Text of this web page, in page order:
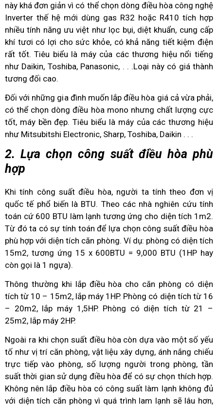
này khá đơn giản vì có thể chọn dòng điều hòa công nghệ
Inverter thế hệ mới dùng gas R32 hoặc R410 tích hợp
nhiều tính năng ưu việt như lọc bụi, diệt khuẩn, cung cấp
khí tươi có lợi cho sức khỏe, có khả năng tiết kiệm điện
rất tốt. Tiêu biểu là máy của các thương hiệu nổi tiếng
như Daikin, Toshiba, Panasonic, . . .Loại này có giá thành
tương đối cao.
Đối với những gia đình muốn lắp điều hòa giá cả vừa phải,
có thể chọn dòng điều hòa mono nhưng chất lượng cực
tốt, máy bền đẹp. Tiêu biểu là máy của các thương hiệu
như Mitsubitshi Electronic, Sharp, Toshiba, Daikin . . .
2. Lựa chọn công suất điều hòa phù
hợp
Khi tính công suất điều hòa, người ta tính theo đơn vị
quốc tế phổ biến là BTU. Theo các nhà nghiên cứu tính
toán cứ 600 BTU làm lạnh tương ứng cho diện tích 1m2.
Từ đó ta có sự tính toán để lựa chọn công suất điều hòa
phù hợp với diện tích căn phòng. Ví dụ: phòng có diện tích
15m2, tương ứng 15 x 600BTU = 9,000 BTU (1HP hay
còn gọi là 1 ngựa).
Thông thường khi lắp điều hòa cho căn phòng có diện
tích từ 10 – 15m2, lắp máy 1HP. Phòng có diện tích từ 16
– 20m2, lắp máy 1,5HP. Phòng có diện tích từ 21 –
25m2, lắp máy 2HP.
Ngoài ra khi chọn suất điều hòa còn dựa vào một số yếu
tố như vị trí căn phòng, vật liệu xây dựng, ánh nắng chiếu
trực tiếp vào phòng, số lượng người trong phòng, tần
suất thời gian sử dụng điều hòa để có sự chọn thích hợp.
Không nên lắp điều hòa có công suất làm lạnh không đủ
với diện tích căn phòng vì quá trình lam lạnh sẽ lâu hơn,